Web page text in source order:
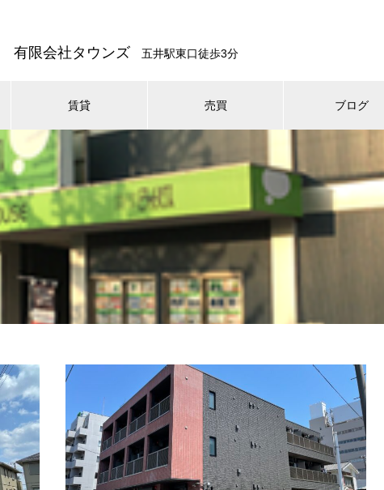
有限会社タウンズ 五井駅東口徒歩3分
賃貸 売買 ブログ